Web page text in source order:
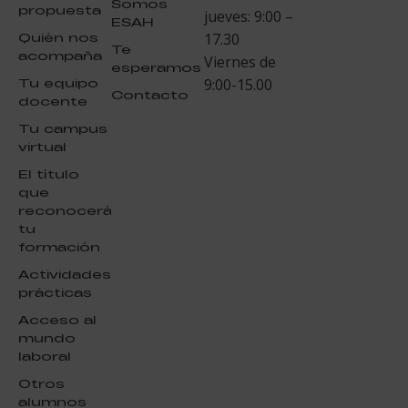
propuesta
Quién nos
acompaña
Tu equipo
docente
Tu campus
virtual
El título
que
reconocerá
tu
formación
Actividades
prácticas
Acceso al
mundo
laboral
Otros
alumnos
Somos
ESAH
Te
esperamos
Contacto
jueves: 9:00 –
17.30
Viernes de
9:00-15.00